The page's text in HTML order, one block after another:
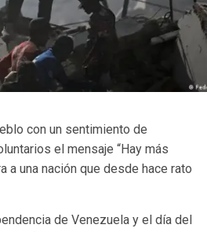
con un sentimiento de
el mensaje “Hay más
a una nación que desde hace rato
de Venezuela y el día del